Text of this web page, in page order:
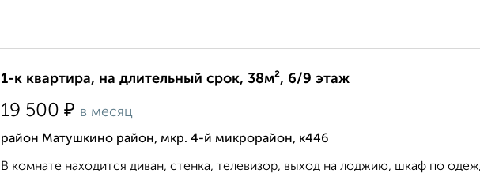
1-к квартира, на длительный срок, 38м², 6/9 этаж
19 500 ₽ в месяц
район Матушкино район, мкр. 4-й микрорайон, к446
В комнате находится диван, стенка, телевизор, выход на лоджию, шкаф по